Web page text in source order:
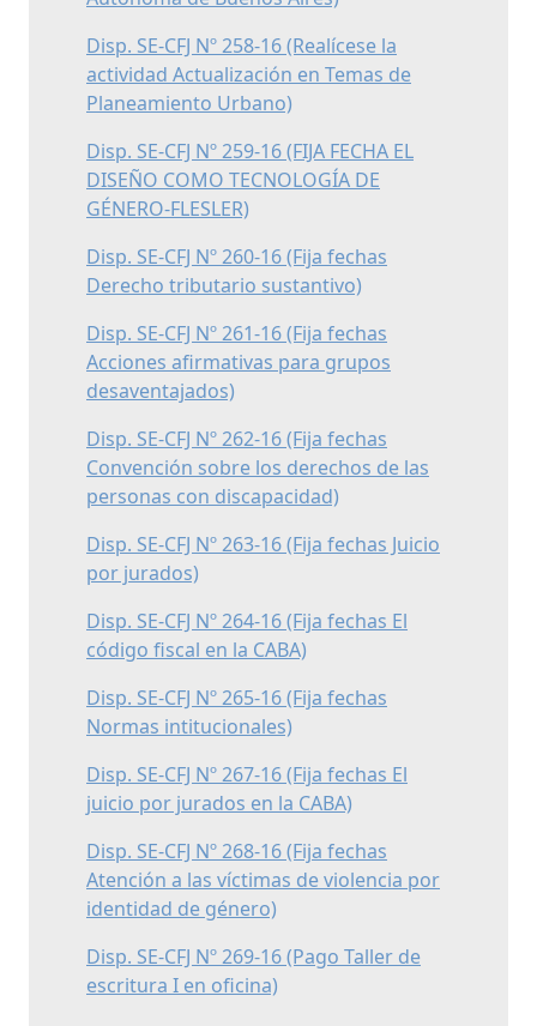
Disp. SE-CFJ Nº 258-16 (Realícese la
actividad Actualización en Temas de
Planeamiento Urbano)
Disp. SE-CFJ Nº 259-16 (FIJA FECHA EL
DISEÑO COMO TECNOLOGÍA DE
GÉNERO-FLESLER)
Disp. SE-CFJ Nº 260-16 (Fija fechas
Derecho tributario sustantivo)
Disp. SE-CFJ Nº 261-16 (Fija fechas
Acciones afirmativas para grupos
desaventajados)
Disp. SE-CFJ Nº 262-16 (Fija fechas
Convención sobre los derechos de las
personas con discapacidad)
Disp. SE-CFJ Nº 263-16 (Fija fechas Juicio
por jurados)
Disp. SE-CFJ Nº 264-16 (Fija fechas El
código fiscal en la CABA)
Disp. SE-CFJ Nº 265-16 (Fija fechas
Normas intitucionales)
Disp. SE-CFJ Nº 267-16 (Fija fechas El
juicio por jurados en la CABA)
Disp. SE-CFJ Nº 268-16 (Fija fechas
Atención a las víctimas de violencia por
identidad de género)
Disp. SE-CFJ Nº 269-16 (Pago Taller de
escritura I en oficina)